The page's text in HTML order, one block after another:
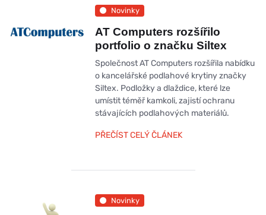
Novinky
AT Computers rozšířilo
portfolio o značku Siltex
Společnost AT Computers rozšířila nabídku
o kancelářské podlahové krytiny značky
Siltex. Podložky a dlaždice, které lze
umístit téměř kamkoli, zajistí ochranu
stávajících podlahových materiálů.
PŘEČÍST CELÝ ČLÁNEK
Novinky